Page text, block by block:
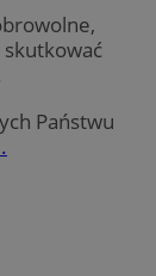
Państwu